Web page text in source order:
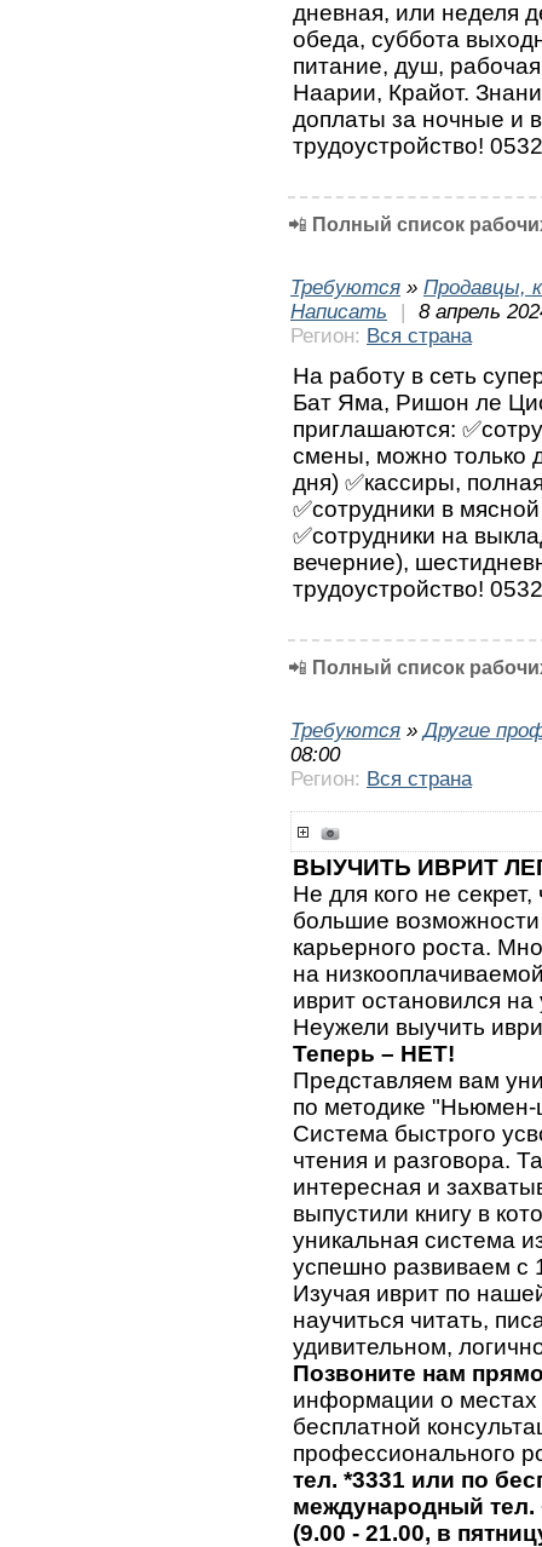
дневная, или неделя
обеда, суббота
питание, душ,
Наарии, Крайот.
доплаты за ночные и
трудоустройство!
📲 Полный список
Требуются » Продавцы,
Написать
|
8 апрель
Регион: Вся страна
На работу в сеть
Бат Яма, Ришон ле
приглашаются:
смены, можно только
дня) ✅кассиры,
✅сотрудники в
✅сотрудники на
вечерние),
трудоустройство!
📲 Полный список
Требуются »Другие
08:00
Регион: Вся страна
ВЫУЧИТЬ ИВРИТ
Не для кого не
большие
карьерного роста.
на
иврит остановился
Неужели выучить
Теперь – НЕТ!
Представляем вам
по методике "Ньюмен-
Система быстрого
чтения и разговора.
интересная и
выпустили книгу в
уникальная система
успешно развиваем с
Изучая иврит по
научиться читать,
удивительном,
Позвоните нам
информации о местах
бесплатной
профессионального
тел. *3331 или по
международный тел.
(9.00 - 21.00, в